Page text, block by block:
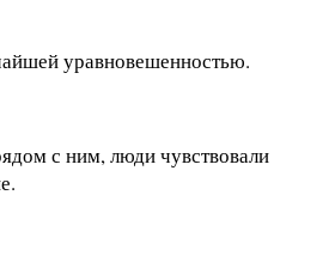
уравновешенностью.
с ним, люди чувствовали